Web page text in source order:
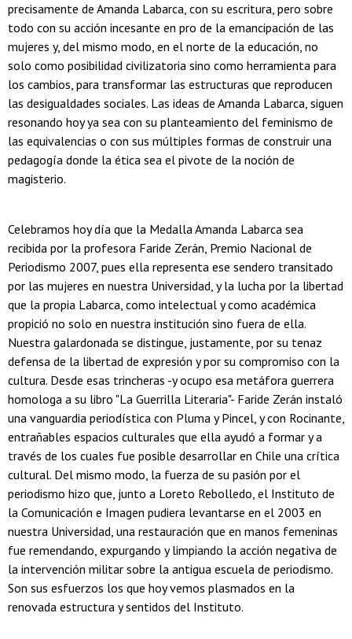
precisamente de Amanda Labarca, con su escritura, pero sobre
todo con su acción incesante en pro de la emancipación de las
mujeres y, del mismo modo, en el norte de la educación, no
solo como posibilidad civilizatoria sino como herramienta para
los cambios, para transformar las estructuras que reproducen
las desigualdades sociales. Las ideas de Amanda Labarca, siguen
resonando hoy ya sea con su planteamiento del feminismo de
las equivalencias o con sus múltiples formas de construir una
pedagogía donde la ética sea el pivote de la noción de
magisterio.
Celebramos hoy día que la Medalla Amanda Labarca sea
recibida por la profesora Faride Zerán, Premio Nacional de
Periodismo 2007, pues ella representa ese sendero transitado
por las mujeres en nuestra Universidad, y la lucha por la libertad
que la propia Labarca, como intelectual y como académica
propició no solo en nuestra institución sino fuera de ella.
Nuestra galardonada se distingue, justamente, por su tenaz
defensa de la libertad de expresión y por su compromiso con la
cultura. Desde esas trincheras -y ocupo esa metáfora guerrera
homologa a su libro "La Guerrilla Literaria"- Faride Zerán instaló
una vanguardia periodística con Pluma y Pincel, y con Rocinante,
entrañables espacios culturales que ella ayudó a formar y a
través de los cuales fue posible desarrollar en Chile una crítica
cultural. Del mismo modo, la fuerza de su pasión por el
periodismo hizo que, junto a Loreto Rebolledo, el Instituto de
la Comunicación e Imagen pudiera levantarse en el 2003 en
nuestra Universidad, una restauración que en manos femeninas
fue remendando, expurgando y limpiando la acción negativa de
la intervención militar sobre la antigua escuela de periodismo.
Son sus esfuerzos los que hoy vemos plasmados en la
renovada estructura y sentidos del Instituto.